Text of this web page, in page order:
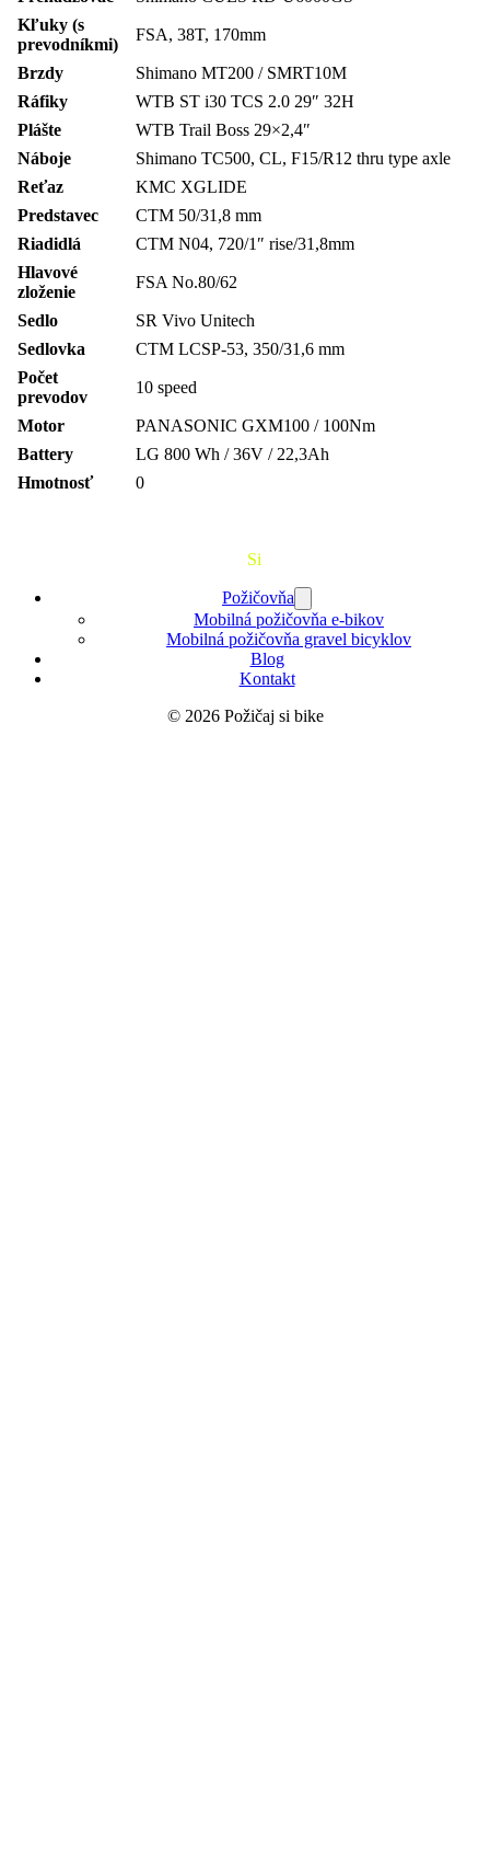
Kľuky (s
prevodníkmi)
FSA, 38T, 170mm
Brzdy
Shimano MT200 / SMRT10M
Ráfiky
WTB ST i30 TCS 2.0 29″ 32H
Plášte
WTB Trail Boss 29×2,4″
Náboje
Shimano TC500, CL, F15/R12 thru type axle
Reťaz
KMC XGLIDE
Predstavec
CTM 50/31,8 mm
Riadidlá
CTM N04, 720/1″ rise/31,8mm
Hlavové
zloženie
FSA No.80/62
Sedlo
SR Vivo Unitech
Sedlovka
CTM LCSP-53, 350/31,6 mm
Počet
prevodov
10 speed
Motor
PANASONIC GXM100 / 100Nm
Battery
LG 800 Wh / 36V / 22,3Ah
Hmotnosť
0
Si
Požičovňa
Mobilná požičovňa e-bikov
Mobilná požičovňa gravel bicyklov
Blog
Kontakt
© 2026 Požičaj si bike